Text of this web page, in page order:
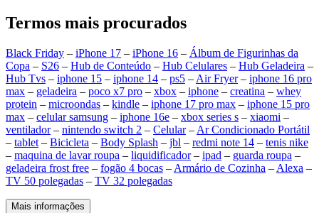
Termos mais procurados
Black Friday – iPhone 17 – iPhone 16 – Álbum de Figurinhas da
Copa – S26 – Hub de Conteúdo – Hub Celulares – Hub Geladeira –
Hub Tvs – iphone 15 – iphone 14 – ps5 – Air Fryer– iphone 16 pro
max – geladeira – poco x7 pro – xbox – iphone – creatina – whey
protein – microondas – kindle – iphone 17 pro max – iphone 15 pro
max – celular samsung – iphone 16e – xbox series s – xiaomi –
ventilador– nintendo switch 2 – Celular– Ar Condicionado Portátil
– tablet – Bicicleta – Body Splash – jbl – redmi note 14 – tenis nike
– maquina de lavar roupa – liquidificador– ipad – guarda roupa –
geladeira frost free – fogão 4 bocas – Armário de Cozinha – Alexa –
TV 50 polegadas – TV 32 polegadas
Mais informações